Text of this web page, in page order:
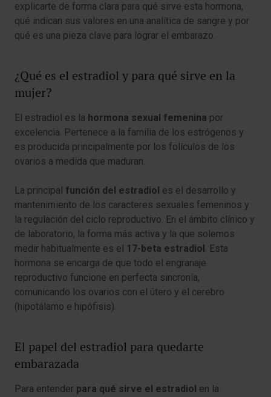
explicarte de forma clara para qué sirve esta hormona,
qué indican sus valores en una analítica de sangre y por
qué es una pieza clave para lograr el embarazo.
¿Qué es el estradiol y para qué sirve en la
mujer?
El estradiol es la hormona sexual femenina por
excelencia. Pertenece a la familia de los estrógenos y
es producida principalmente por los folículos de los
ovarios a medida que maduran.
La principal función del estradiol es el desarrollo y
mantenimiento de los caracteres sexuales femeninos y
la regulación del ciclo reproductivo. En el ámbito clínico y
de laboratorio, la forma más activa y la que solemos
medir habitualmente es el 17-beta estradiol . Esta
hormona se encarga de que todo el engranaje
reproductivo funcione en perfecta sincronía,
comunicando los ovarios con el útero y el cerebro
(hipotálamo e hipófisis).
El papel del estradiol para quedarte
embarazada
Para entender para qué sirve el estradiol en la